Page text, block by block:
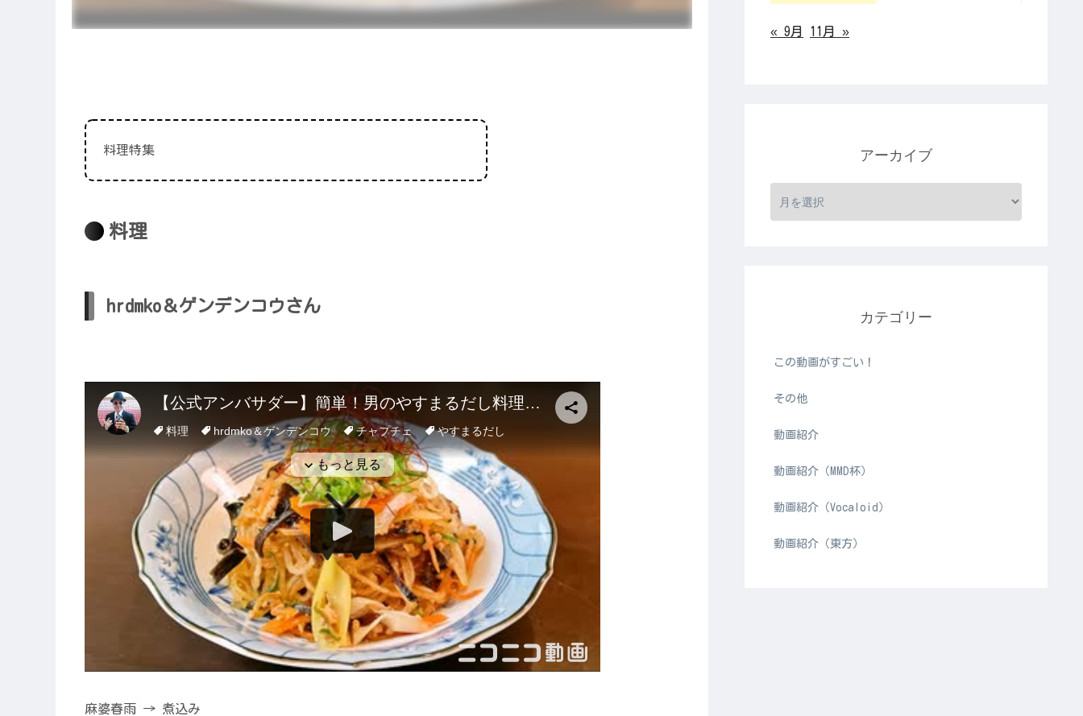
料理特集
料理
hrdmko＆ゲンデンコウさん
麻婆春雨 → 煮込み
« 9月 11月 »
アーカイブ
カテゴリー
この動画がすごい！
その他
動画紹介
動画紹介（MMD杯）
動画紹介（Vocaloid）
動画紹介（東方）